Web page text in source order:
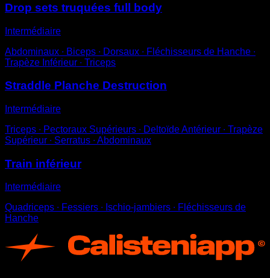
Drop sets truquées full body
Intermédiaire
Abdominaux ∙ Biceps ∙ Dorsaux ∙ Fléchisseurs de Hanche ∙
Trapèze Inférieur ∙ Triceps
Straddle Planche Destruction
Intermédiaire
Triceps ∙ Pectoraux Supérieurs ∙ Deltoïde Antérieur ∙ Trapèze
Supérieur ∙ Serratus ∙ Abdominaux
Train inférieur
Intermédiaire
Quadriceps ∙ Fessiers ∙ Ischio-jambiers ∙ Fléchisseurs de
Hanche